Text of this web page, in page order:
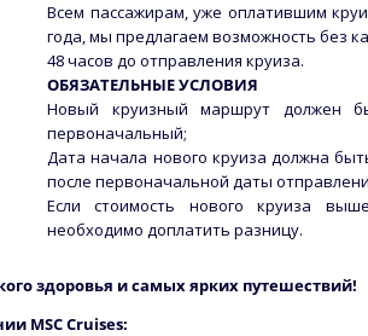
Всем пассажирам, уже оплатившим
года, мы предлагаем возможность без
48 часов до отправления круиза.
ОБЯЗАТЕЛЬНЫЕ УСЛОВИЯ
Новый круизный маршрут должен
первоначальный;
Дата начала нового круиза должна
после первоначальной даты
Если стоимость нового круиза
необходимо доплатить разницу.
здоровья и самых ярких путешествий!
MSC Cruises: